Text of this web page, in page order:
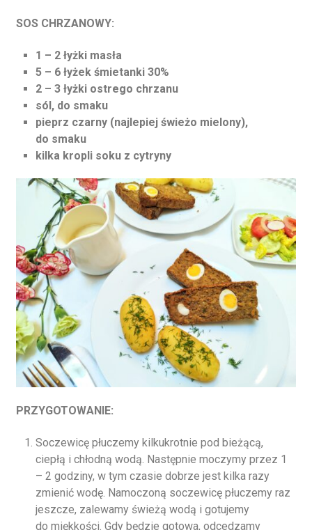
SOS CHRZANOWY:
1 – 2 łyżki masła
5 – 6 łyżek śmietanki 30%
2 – 3 łyżki ostrego chrzanu
sól, do smaku
pieprz czarny (najlepiej świeżo mielony),
do smaku
kilka kropli soku z cytryny
PRZYGOTOWANIE:
Soczewicę płuczemy kilkukrotnie pod bieżącą,
ciepłą i chłodną wodą. Następnie moczymy przez 1
– 2 godziny, w tym czasie dobrze jest kilka razy
zmienić wodę. Namoczoną soczewicę płuczemy raz
jeszcze, zalewamy świeżą wodą i gotujemy
do miękkości. Gdy będzie gotowa, odcedzamy